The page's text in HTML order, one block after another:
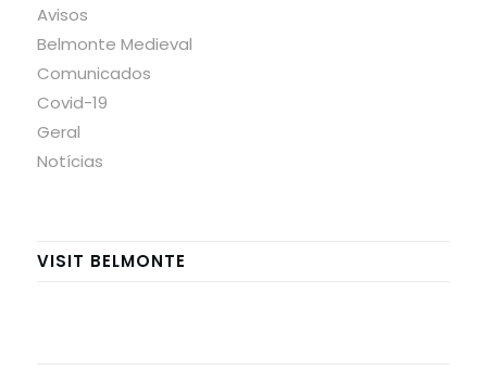
Avisos
Belmonte Medieval
Comunicados
Covid-19
Geral
Notícias
VISIT BELMONTE